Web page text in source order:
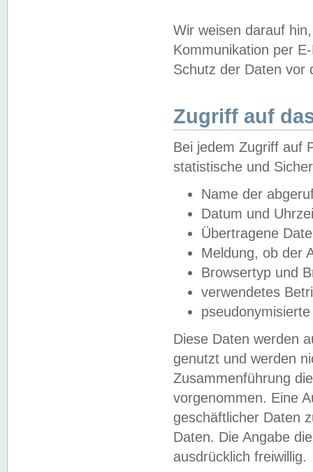
Wir weisen darauf
Kommunikation per
Schutz der Daten vor
Zugriff auf
Bei jedem Zugriff auf
statistische und
Name der
Datum und
Übertragene
Meldung, ob der
Browsertyp und
verwendetes
Diese Daten werden
genutzt und werden
Zusammenführung
vorgenommen. Eine
geschäftlicher Daten
Daten. Die Angabe
ausdrücklich freiwillig.